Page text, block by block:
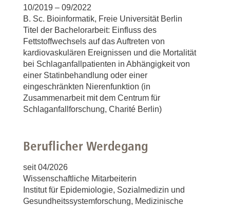
10/2019 – 09/2022
B. Sc. Bioinformatik, Freie Universität Berlin
Titel der Bachelorarbeit: Einfluss des
Fettstoffwechsels auf das Auftreten von
kardiovaskulären Ereignissen und die Mortalität
bei Schlaganfallpatienten in Abhängigkeit von
einer Statinbehandlung oder einer
eingeschränkten Nierenfunktion (in
Zusammenarbeit mit dem Centrum für
Schlaganfallforschung, Charité Berlin)
Beruflicher Werdegang
seit 04/2026
Wissenschaftliche Mitarbeiterin
Institut für Epidemiologie, Sozialmedizin und
Gesundheitssystemforschung, Medizinische